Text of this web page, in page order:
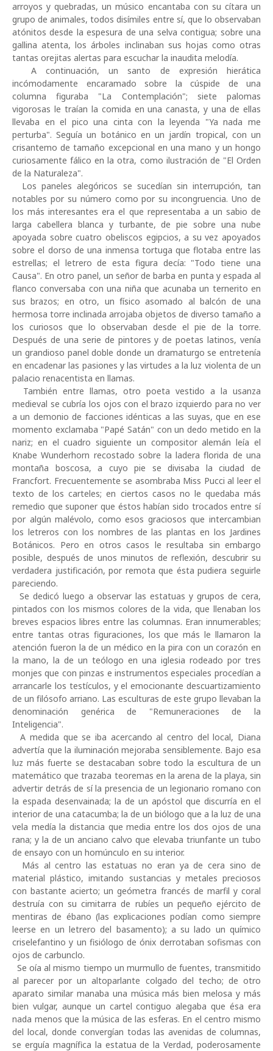
arroyos y quebradas, un músico encantaba con su cítara un
grupo de animales, todos disímiles entre sí, que lo observaban
atónitos desde la espesura de una selva contigua; sobre una
gallina atenta, los árboles inclinaban sus hojas como otras
tantas orejitas alertas para escuchar la inaudita melodía.
A continuación, un santo de expresión hierática
incómodamente encaramado sobre la cúspide de una
columna figuraba "La Contemplación"; siete palomas
vigorosas le traían la comida en una canasta, y una de ellas
llevaba en el pico una cinta con la leyenda "Ya nada me
perturba". Seguía un botánico en un jardín tropical, con un
crisantemo de tamaño excepcional en una mano y un hongo
curiosamente fálico en la otra, como ilustración de "El Orden
de la Naturaleza".
Los paneles alegóricos se sucedían sin interrupción, tan
notables por su número como por su incongruencia. Uno de
los más interesantes era el que representaba a un sabio de
larga cabellera blanca y turbante, de pie sobre una nube
apoyada sobre cuatro obeliscos egipcios, a su vez apoyados
sobre el dorso de una inmensa tortuga que flotaba entre las
estrellas; el letrero de esta figura decía: "Todo tiene una
Causa". En otro panel, un señor de barba en punta y espada al
flanco conversaba con una niña que acunaba un ternerito en
sus brazos; en otro, un físico asomado al balcón de una
hermosa torre inclinada arrojaba objetos de diverso tamaño a
los curiosos que lo observaban desde el pie de la torre.
Después de una serie de pintores y de poetas latinos, venía
un grandioso panel doble donde un dramaturgo se entretenía
en encadenar las pasiones y las virtudes a la luz violenta de un
palacio renacentista en llamas.
También entre llamas, otro poeta vestido a la usanza
medieval se cubría los ojos con el brazo izquierdo para no ver
a un demonio de facciones idénticas a las suyas, que en ese
momento exclamaba "Papé Satán" con un dedo metido en la
nariz; en el cuadro siguiente un compositor alemán leía el
Knabe Wunderhorn recostado sobre la ladera florida de una
montaña boscosa, a cuyo pie se divisaba la ciudad de
Francfort. Frecuentemente se asombraba Miss Pucci al leer el
texto de los carteles; en ciertos casos no le quedaba más
remedio que suponer que éstos habían sido trocados entre sí
por algún malévolo, como esos graciosos que intercambian
los letreros con los nombres de las plantas en los Jardines
Botánicos. Pero en otros casos le resultaba sin embargo
posible, después de unos minutos de reflexión, descubrir su
verdadera justificación, por remota que ésta pudiera seguirle
pareciendo.
Se dedicó luego a observar las estatuas y grupos de cera,
pintados con los mismos colores de la vida, que llenaban los
breves espacios libres entre las columnas. Eran innumerables;
entre tantas otras figuraciones, los que más le llamaron la
atención fueron la de un médico en la pira con un corazón en
la mano, la de un teólogo en una iglesia rodeado por tres
monjes que con pinzas e instrumentos especiales procedían a
arrancarle los testículos, y el emocionante descuartizamiento
de un filósofo arriano. Las esculturas de este grupo llevaban la
denominación genérica de "Remuneraciones de la
Inteligencia".
A medida que se iba acercando al centro del local, Diana
advertía que la iluminación mejoraba sensiblemente. Bajo esa
luz más fuerte se destacaban sobre todo la escultura de un
matemático que trazaba teoremas en la arena de la playa, sin
advertir detrás de sí la presencia de un legionario romano con
la espada desenvainada; la de un apóstol que discurría en el
interior de una catacumba; la de un biólogo que a la luz de una
vela medía la distancia que media entre los dos ojos de una
rana; y la de un anciano calvo que elevaba triunfante un tubo
de ensayo con un homúnculo en su interior.
Más al centro las estatuas no eran ya de cera sino de
material plástico, imitando sustancias y metales preciosos
con bastante acierto; un geómetra francés de marfil y coral
destruía con su cimitarra de rubíes un pequeño ejército de
mentiras de ébano (las explicaciones podían como siempre
leerse en un letrero del basamento); a su lado un químico
criselefantino y un fisiólogo de ónix derrotaban sofismas con
ojos de carbunclo.
Se oía al mismo tiempo un murmullo de fuentes, transmitido
al parecer por un altoparlante colgado del techo; de otro
aparato similar manaba una música más bien melosa y más
bien vulgar, aunque un cartel contiguo alegaba que ésa era
nada menos que la música de las esferas. En el centro mismo
del local, donde convergían todas las avenidas de columnas,
se erguía magnífica la estatua de la Verdad, poderosamente